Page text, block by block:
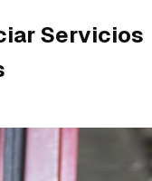
Servicios